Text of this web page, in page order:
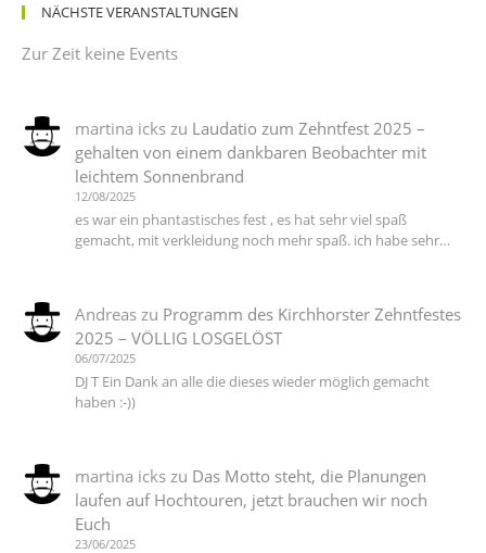
NÄCHSTE VERANSTALTUNGEN
Zur Zeit keine Events
martina ickszu Laudatio zum Zehntfest 2025 –
gehalten von einem dankbaren Beobachter mit
leichtem Sonnenbrand
12/08/2025
es war ein phantastisches fest , es hat sehr viel spaß
gemacht, mit verkleidung noch mehr spaß. ich habe sehr…
Andreaszu Programm des Kirchhorster Zehntfestes
2025 – VÖLLIG LOSGELÖST
06/07/2025
DJ T Ein Dank an alle die dieses wieder möglich gemacht
haben :-))
martina ickszu Das Motto steht, die Planungen
laufen auf Hochtouren, jetzt brauchen wir noch
Euch
23/06/2025